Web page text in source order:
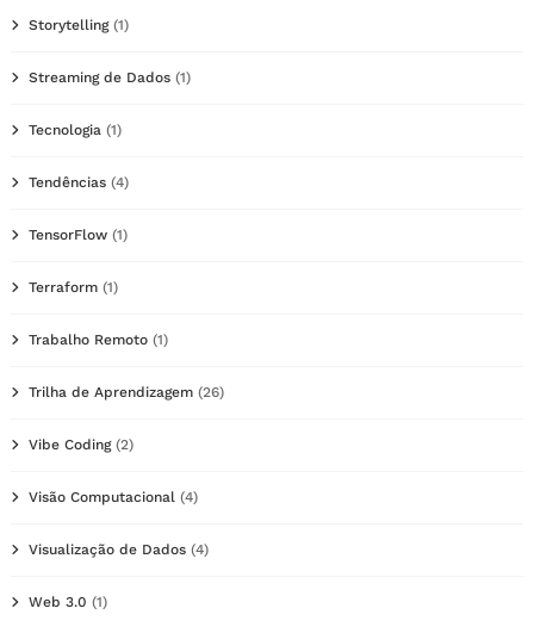
Storytelling(1)
Streaming de Dados (1)
Tecnologia (1)
Tendências (4)
TensorFlow (1)
Terraform (1)
Trabalho Remoto (1)
Trilha de Aprendizagem (26)
Vibe Coding(2)
Visão Computacional (4)
Visualização de Dados (4)
Web 3.0 (1)